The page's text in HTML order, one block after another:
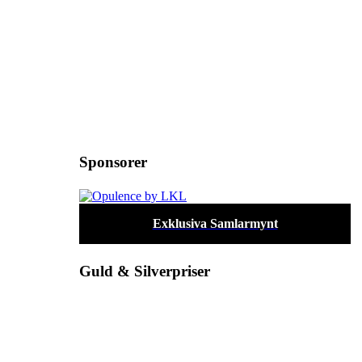
Sponsorer
Exklusiva Samlarmynt
Guld & Silverpriser